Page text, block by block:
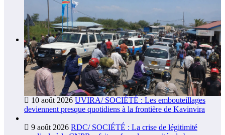
10 août 2026 UVIRA/ SOCIÉTÉ : Les embouteillages
deviennent presque quotidiens à la frontière de Kavinvira
9 août 2026 RDC/ SOCIÉTÉ : La crise de légitimité